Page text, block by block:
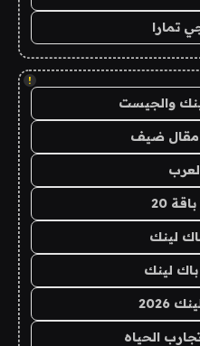
تمارا
!
والجيست
20
لينك
لينك
2026
الحياه